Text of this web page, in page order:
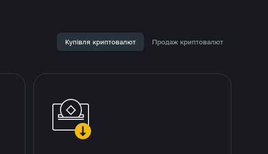
Купівля криптовалют Продаж криптовалют